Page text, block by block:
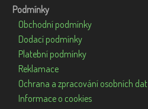
Podmínky
Obchodní podmínky
Dodací podmínky
Platební podmínky
Reklamace
Ochrana a zpracování osobních dat
Informace o cookies